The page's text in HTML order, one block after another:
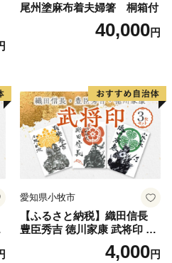
尾州塗麻布着夫婦箸 桐箱付
40,000円
愛知県小牧市
【ふるさと納税】織田信長
豊臣秀吉 徳川家康 武将印 3
枚 セット イラスト 戦国 武将
小牧山城 墨絵 龍画師 書道ア
4,000円